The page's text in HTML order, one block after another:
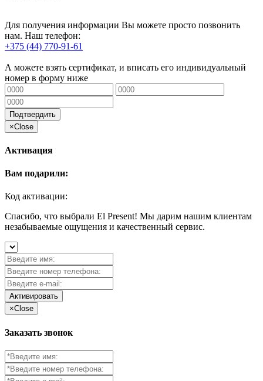
Для получения информации Вы можете просто позвонить
нам. Наш телефон:
+375 (44) 770-91-61
А можете взять сертификат, и вписать его индивидуальный
номер в форму ниже
Подтвердить
×Close
Активация
Вам подарили:
Код активации:
Спасибо, что выбрали El Present! Мы дарим нашим клиентам
незабываемые ощущения и качественный сервис.
Активировать
×Close
Заказать звонок